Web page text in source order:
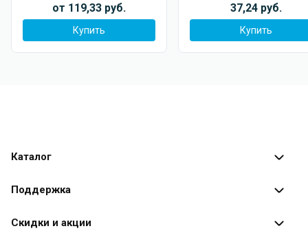
от 119,33 руб.
Купить
37,24 руб.
Купить
Каталог
Каталог программ
Поддержка
Оплата заказов
Скидки и акции